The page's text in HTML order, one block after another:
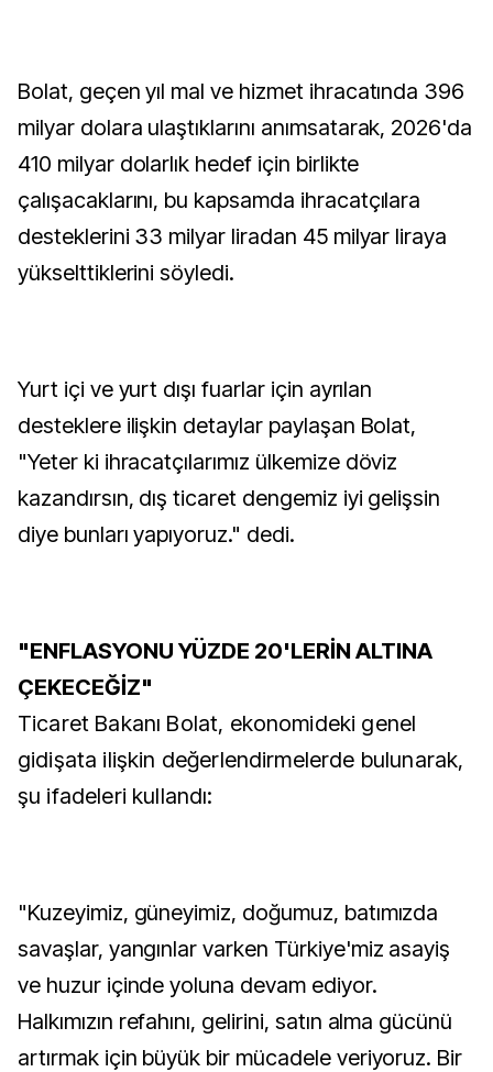
Bolat, geçen yıl mal ve hizmet ihracatında 396
milyar dolara ulaştıklarını anımsatarak, 2026'da
410 milyar dolarlık hedef için birlikte
çalışacaklarını, bu kapsamda ihracatçılara
desteklerini 33 milyar liradan 45 milyar liraya
yükselttiklerini söyledi.
Yurt içi ve yurt dışı fuarlar için ayrılan
desteklere ilişkin detaylar paylaşan Bolat,
"Yeter ki ihracatçılarımız ülkemize döviz
kazandırsın, dış ticaret dengemiz iyi gelişsin
diye bunları yapıyoruz." dedi.
"ENFLASYONU YÜZDE 20'LERİN ALTINA
ÇEKECEĞİZ"
Ticaret Bakanı Bolat, ekonomideki genel
gidişata ilişkin değerlendirmelerde bulunarak,
şu ifadeleri kullandı:
"Kuzeyimiz, güneyimiz, doğumuz, batımızda
savaşlar, yangınlar varken Türkiye'miz asayiş
ve huzur içinde yoluna devam ediyor.
Halkımızın refahını, gelirini, satın alma gücünü
artırmak için büyük bir mücadele veriyoruz. Bir